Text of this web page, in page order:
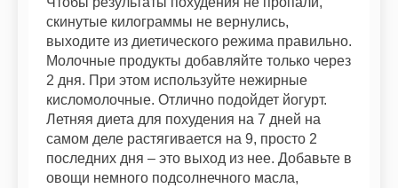
скинутые килограммы не вернулись,
выходите из диетического режима правильно.
Молочные продукты добавляйте только через
2 дня. При этом используйте нежирные
кисломолочные. Отлично подойдет йогурт.
Летняя диета для похудения на 7 дней на
самом деле растягивается на 9, просто 2
последних дня – это выход из нее. Добавьте в
овощи немного подсолнечного масла,